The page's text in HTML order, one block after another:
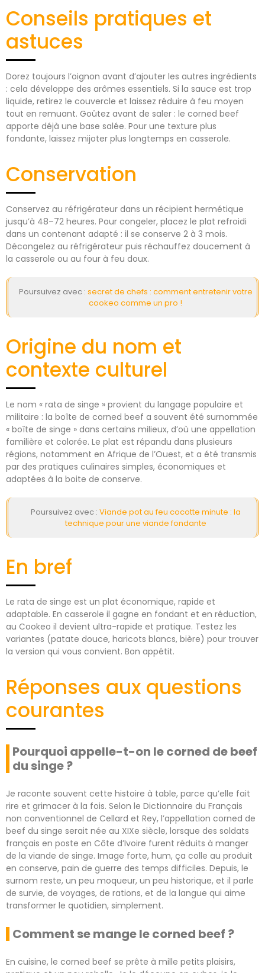
Conseils pratiques et
astuces
Dorez toujours l’oignon avant d’ajouter les autres ingrédients
: cela développe des arômes essentiels. Si la sauce est trop
liquide, retirez le couvercle et laissez réduire à feu moyen
tout en remuant. Goûtez avant de saler : le corned beef
apporte déjà une base salée. Pour une texture plus
fondante, laissez mijoter plus longtemps en casserole.
Conservation
Conservez au réfrigérateur dans un récipient hermétique
jusqu’à 48–72 heures. Pour congeler, placez le plat refroidi
dans un contenant adapté : il se conserve 2 à 3 mois.
Décongelez au réfrigérateur puis réchauffez doucement à
la casserole ou au four à feu doux.
Poursuivez avec : secret de chefs : comment entretenir votre
cookeo comme un pro !
Origine du nom et
contexte culturel
Le nom « rata de singe » provient du langage populaire et
militaire : la boîte de corned beef a souvent été surnommée
« boîte de singe » dans certains milieux, d’où une appellation
familière et colorée. Le plat est répandu dans plusieurs
régions, notamment en Afrique de l’Ouest, et a été transmis
par des pratiques culinaires simples, économiques et
adaptées à la boite de conserve.
Poursuivez avec : Viande pot au feu cocotte minute : la
technique pour une viande fondante
En bref
Le rata de singe est un plat économique, rapide et
adaptable. En casserole il gagne en fondant et en réduction,
au Cookeo il devient ultra-rapide et pratique. Testez les
variantes (patate douce, haricots blancs, bière) pour trouver
la version qui vous convient. Bon appétit.
Réponses aux questions
courantes
Pourquoi appelle-t-on le corned de beef
du singe ?
Je raconte souvent cette histoire à table, parce qu’elle fait
rire et grimacer à la fois. Selon le Dictionnaire du Français
non conventionnel de Cellard et Rey, l’appellation corned de
beef du singe serait née au XIXe siècle, lorsque des soldats
français en poste en Côte d’Ivoire furent réduits à manger
de la viande de singe. Image forte, hum, ça colle au produit
en conserve, pain de guerre des temps difficiles. Depuis, le
surnom reste, un peu moqueur, un peu historique, et il parle
de survie, de voyages, de rations, et de la langue qui aime
transformer le quotidien, simplement.
Comment se mange le corned beef ?
En cuisine, le corned beef se prête à mille petits plaisirs,